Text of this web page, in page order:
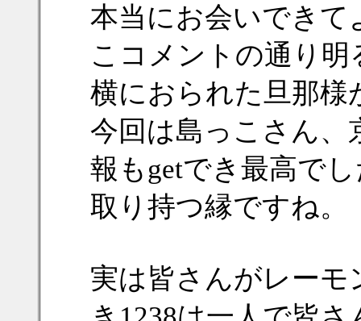
本当にお会いでき
こコメントの通り
横におられた旦那
今回は島っこさん、
報もgetでき最高で
取り持つ縁ですね。
実は皆さんがレー